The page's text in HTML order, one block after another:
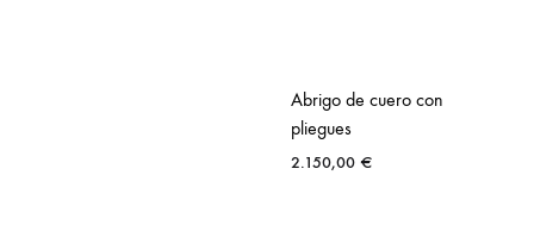
Abrigo de cuero con
pliegues
2.150,00 €